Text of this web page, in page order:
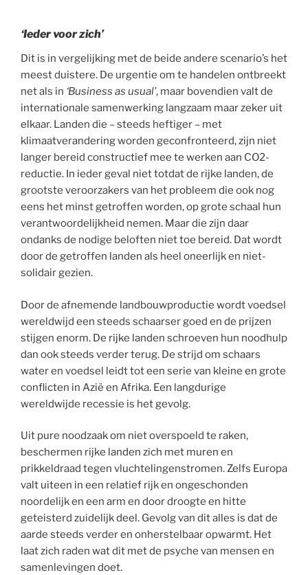
‘Ieder voor zich’
Dit is in vergelijking met de beide andere scenario’s het
meest duistere. De urgentie om te handelen ontbreekt
net als in ‘Business as usual’, maar bovendien valt de
internationale samenwerking langzaam maar zeker uit
elkaar. Landen die – steeds heftiger – met
klimaatverandering worden geconfronteerd, zijn niet
langer bereid constructief mee te werken aan CO2-
reductie. In ieder geval niet totdat de rijke landen, de
grootste veroorzakers van het probleem die ook nog
eens het minst getroffen worden, op grote schaal hun
verantwoordelijkheid nemen. Maar die zijn daar
ondanks de nodige beloften niet toe bereid. Dat wordt
door de getroffen landen als heel oneerlijk en niet-
solidair gezien.
Door de afnemende landbouwproductie wordt voedsel
wereldwijd een steeds schaarser goed en de prijzen
stijgen enorm. De rijke landen schroeven hun noodhulp
dan ook steeds verder terug. De strijd om schaars
water en voedsel leidt tot een serie van kleine en grote
conflicten in Azië en Afrika. Een langdurige
wereldwijde recessie is het gevolg.
Uit pure noodzaak om niet overspoeld te raken,
beschermen rijke landen zich met muren en
prikkeldraad tegen vluchtelingenstromen. Zelfs Europa
valt uiteen in een relatief rijk en ongeschonden
noordelijk en een arm en door droogte en hitte
geteisterd zuidelijk deel. Gevolg van dit alles is dat de
aarde steeds verder en onherstelbaar opwarmt. Het
laat zich raden wat dit met de psyche van mensen en
samenlevingen doet.